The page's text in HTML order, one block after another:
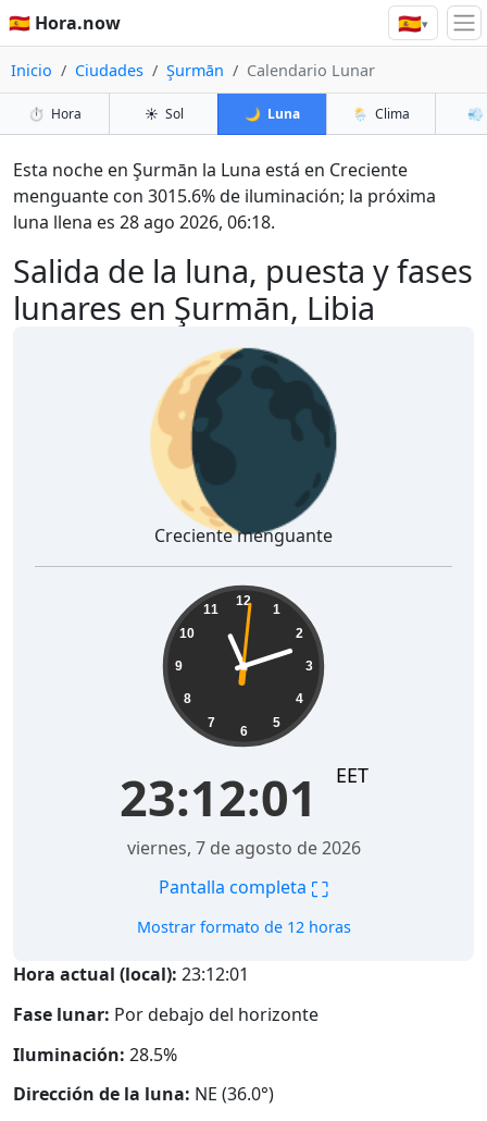
🇪🇸 Hora.now 🇪🇸▾
Inicio Ciudades Şurmān Calendario Lunar
⏱️ Hora ☀️ Sol 🌙 Luna 🌦️ Clima 💨
Salida de la luna, puesta y fases
lunares en Şurmān, Libia
Esta noche en Şurmān la Luna está en Creciente
menguante con 3015.6% de iluminación; la próxima
luna llena es 28 ago 2026, 06:18.
🌘
Creciente menguante
12
1
2
3
4
5
6
7
8
9
10
11
23:12:02 EET
viernes, 7 de agosto de 2026
Pantalla completa ⛶
Mostrar formato de 12 horas
Hora actual (local): 23:12:02
Fase lunar: Por debajo del horizonte
Iluminación: 28.5%
Dirección de la luna: NE (36.0°)